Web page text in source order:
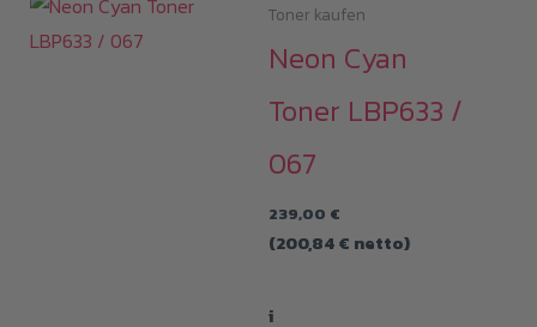
Toner kaufen
Neon Cyan
Toner LBP633 /
067
239,00 €
(200,84€ netto)
i